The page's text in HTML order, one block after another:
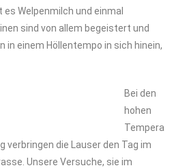
Welpenmilch und einmal
sind von allem begeistert und
in einem Höllentempo in sich hinein,
Bei den
hohen
Tempera
verbringen die Lauser den Tag im
Unsere Versuche, sie im